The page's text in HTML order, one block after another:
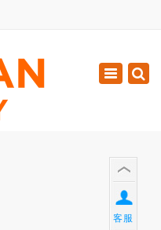
- 17:00
Toggle
客服